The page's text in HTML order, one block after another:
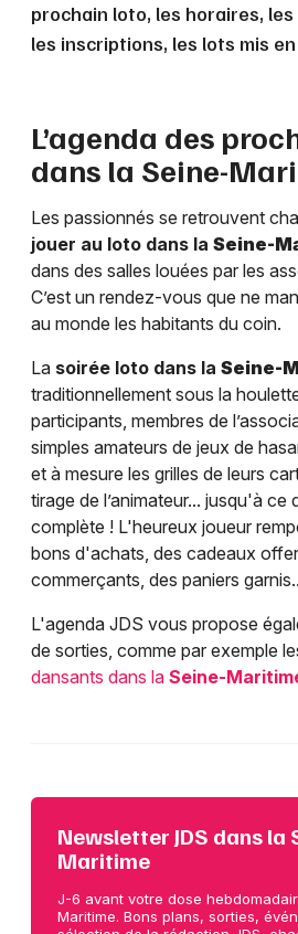
prochain loto, les horaires,
les inscriptions, les lots mis
L’agenda des
dans la Seine-
Les passionnés se retrouvent
jouer au loto dans la Seine-
dans des salles louées par les
C’est un rendez-vous que ne
au monde les habitants du coin.
La soirée loto dans la Seine-
traditionnellement sous la
participants, membres de
simples amateurs de jeux de
et à mesure les grilles de leurs
tirage de l’animateur... jusqu'à ce
complète ! L'heureux joueur
bons d'achats, des cadeaux
commerçants, des paniers
L'agenda JDS vous propose
de sorties, comme par exemple
dansants dans la Seine-
Newsletter JDS dans la
Maritime
J-6 avant votre dose
Maritime. Bons plans, sorties,